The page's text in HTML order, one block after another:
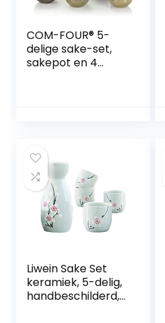
COM-FOUR® 5-
delige sake-set,
sakepot en 4
steengoed in
Japanse stijl
[selectie variet]
(5-delige zakset)
Liwein Sake Set
keramiek, 5-delig,
handbeschilderd,